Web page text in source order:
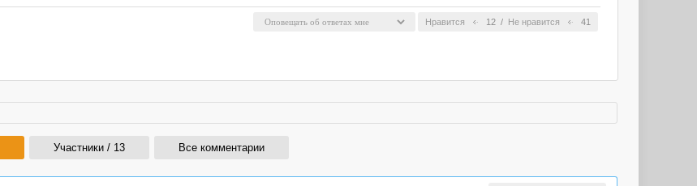
Нравится 12 / Не нравится 41
Участники / 13 Все комментарии